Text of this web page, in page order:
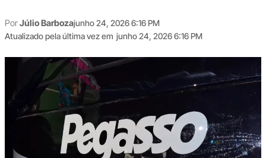
PorJúlio Barbozajunho 24, 2026 6:16 PM
Atualizado pela última vez em junho 24, 2026 6:16 PM